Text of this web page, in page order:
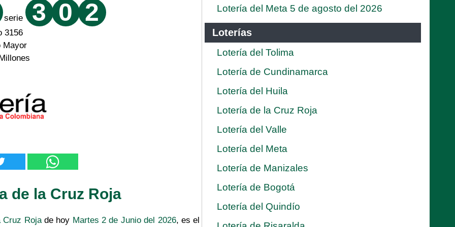
serie 3 0 2
3156
Mayor
de la Cruz Roja
Cruz Rojade hoy Martes 2 de Junio del 2026, es el
Lotería del Meta 5 de agosto del 2026
Loterías
Lotería del Tolima
Lotería de Cundinamarca
Lotería del Huila
Lotería de la Cruz Roja
Lotería del Valle
Lotería del Meta
Lotería de Manizales
Lotería de Bogotá
Lotería del Quindío